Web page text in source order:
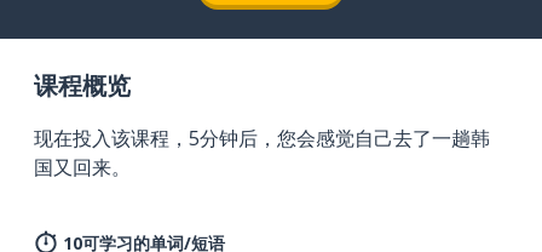
课程概览
现在投入该课程，5分钟后，您会感觉自己去了一趟韩
国又回来。
10可学习的单词/短语